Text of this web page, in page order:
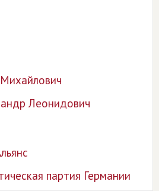
Леонидович
партия Германии